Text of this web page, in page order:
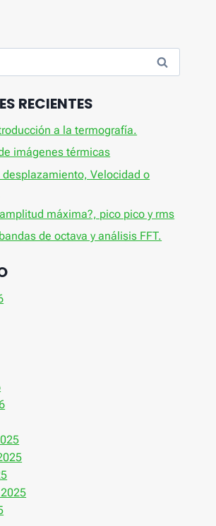
RECIENTES
a la termografía.
imágenes térmicas
desplazamiento, Velocidad o
máxima?, pico pico y rms
de octava y análisis FFT.